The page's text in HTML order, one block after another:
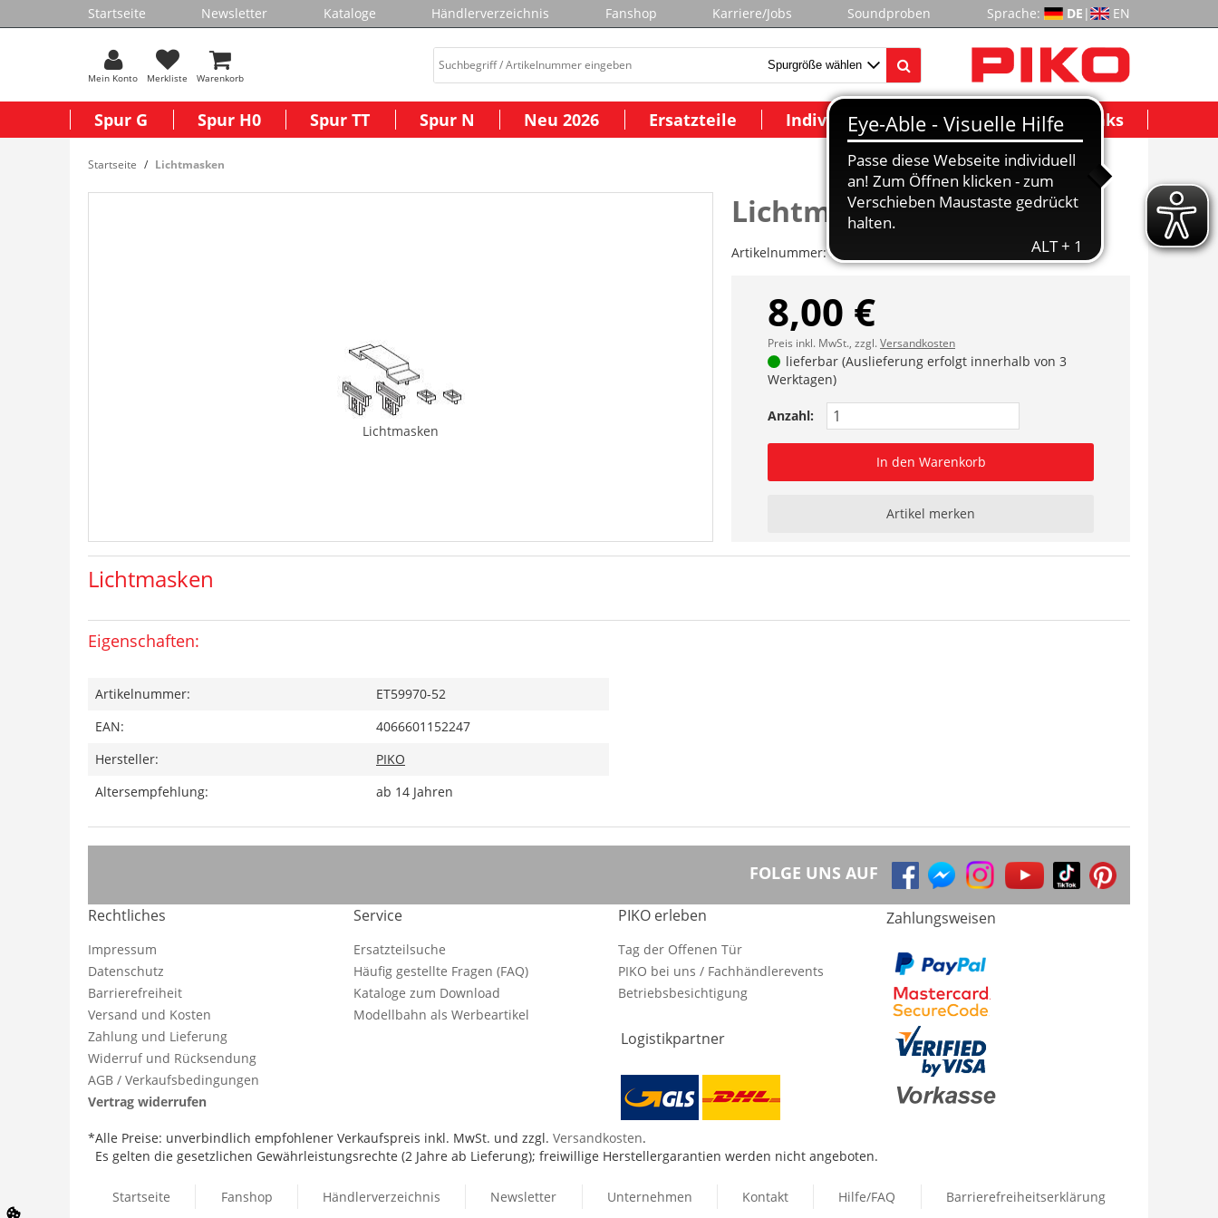
Startseite Newsletter Kataloge Händlerverzeichnis Fanshop Karriere/Jobs Soundproben Sprache: DE | EN
Mein Konto Merkliste Warenkorb
Spur G Spur H0 Spur TT Spur N Neu 2026 Ersatzteile Individuelle Modelle Wichtige Links
Startseite Lichtmasken
Lichtmasken
Lichtmasken
Artikelnummer:ET59970-52
8,00 €
Preis inkl. MwSt., zzgl.Versandkosten
lieferbar (Auslieferung erfolgt innerhalb von 3
Werktagen)
Anzahl:
In den Warenkorb
Artikel merken
Lichtmasken
Eigenschaften:
Artikelnummer:
ET59970-52
EAN:
4066601152247
Hersteller:
PIKO
Altersempfehlung:
ab 14 Jahren
FOLGE UNS AUF
Rechtliches
Impressum
Datenschutz
Barrierefreiheit
Versand und Kosten
Zahlung und Lieferung
Widerruf und Rücksendung
AGB / Verkaufsbedingungen
Vertrag widerrufen
Service
Ersatzteilsuche
Häufig gestellte Fragen (FAQ)
Kataloge zum Download
Modellbahn als Werbeartikel
PIKO erleben
Tag der Offenen Tür
PIKO bei uns / Fachhändlerevents
Betriebsbesichtigung
Logistikpartner
Zahlungsweisen
*Alle Preise: unverbindlich empfohlener Verkaufspreis inkl. MwSt. und zzgl. Versandkosten.
Es gelten die gesetzlichen Gewährleistungsrechte (2 Jahre ab Lieferung); freiwillige Herstellergarantien werden nicht angeboten.
Startseite Fanshop Händlerverzeichnis Newsletter Unternehmen Kontakt Hilfe/FAQ Barrierefreiheitserklärung